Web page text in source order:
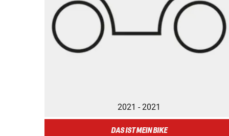
2021 - 2021
DAS IST MEIN BIKE